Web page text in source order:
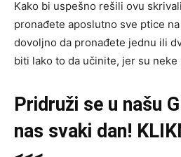
Kako bi uspešno rešili ovu
pronađete aposlutno sve ptice
dovoljno da pronađete jednu ili
biti lako to da učinite, jer su
Pridruži se u našu
nas svaki dan!